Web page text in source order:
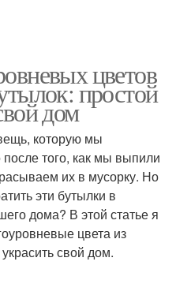
цветов
простой
дом
которую мы
того, как мы выпили
их в мусорку. Но
эти бутылки в
дома? В этой статье я
цвета из
свой дом.